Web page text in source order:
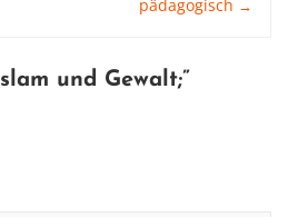
pädagogisch →
Islam und Gewalt;”